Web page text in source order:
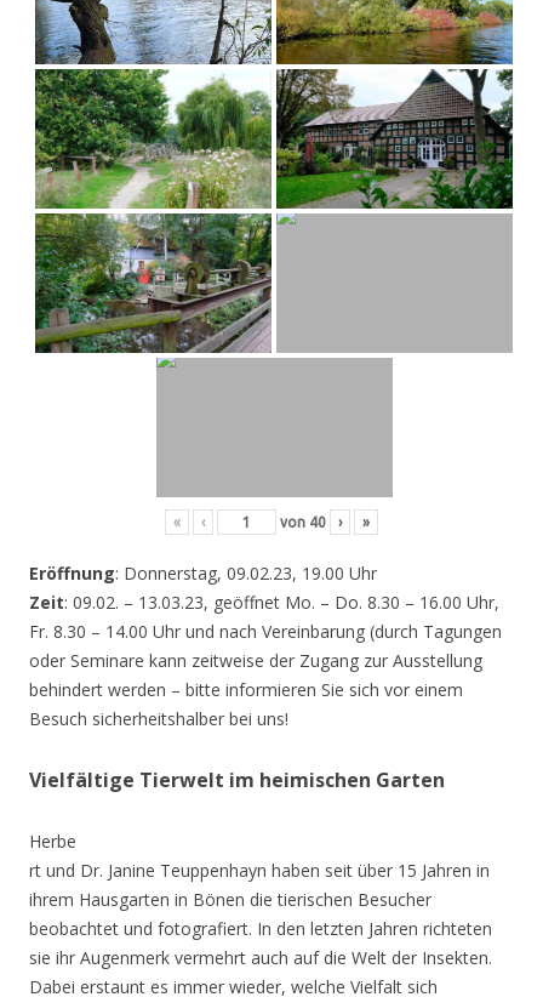
« ‹ von 40 › »
Eröffnung: Donnerstag, 09.02.23, 19.00 Uhr
Zeit: 09.02. – 13.03.23, geöffnet Mo. – Do. 8.30 – 16.00 Uhr,
Fr. 8.30 – 14.00 Uhr und nach Vereinbarung (durch Tagungen
oder Seminare kann zeitweise der Zugang zur Ausstellung
behindert werden – bitte informieren Sie sich vor einem
Besuch sicherheitshalber bei uns!
Vielfältige Tierwelt im heimischen Garten
Herbe
rt und Dr. Janine Teuppenhayn haben seit über 15 Jahren in
ihrem Hausgarten in Bönen die tierischen Besucher
beobachtet und fotografiert. In den letzten Jahren richteten
sie ihr Augenmerk vermehrt auch auf die Welt der Insekten.
Dabei erstaunt es immer wieder, welche Vielfalt sich